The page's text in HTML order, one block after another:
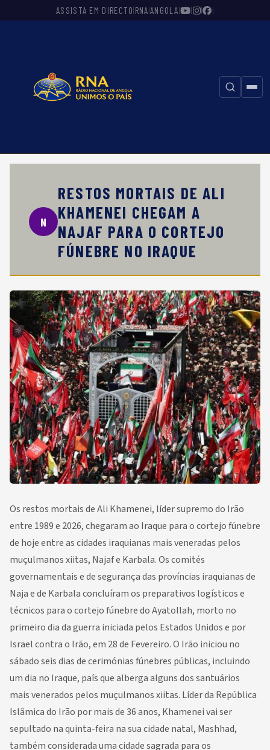
ASSISTA EM DIRECTO|RNA|ANGOLA| | | |
⚲
N
RESTOS MORTAIS DE ALI
KHAMENEI CHEGAM A
NAJAF PARA O CORTEJO
FÚNEBRE NO IRAQUE
Os restos mortais de Ali Khamenei, líder supremo do Irão
entre 1989 e 2026, chegaram ao Iraque para o cortejo fúnebre
de hoje entre as cidades iraquianas mais veneradas pelos
muçulmanos xiitas, Najaf e Karbala. Os comités
governamentais e de segurança das províncias iraquianas de
Naja e de Karbala concluíram os preparativos logísticos e
técnicos para o cortejo fúnebre do Ayatollah, morto no
primeiro dia da guerra iniciada pelos Estados Unidos e por
Israel contra o Irão, em 28 de Fevereiro. O Irão iniciou no
sábado seis dias de cerimónias fúnebres públicas, incluindo
um dia no Iraque, país que alberga alguns dos santuários
mais venerados pelos muçulmanos xiitas. Líder da República
Islâmica do Irão por mais de 36 anos, Khamenei vai ser
sepultado na quinta-feira na sua cidade natal, Mashhad,
também considerada uma cidade sagrada para os